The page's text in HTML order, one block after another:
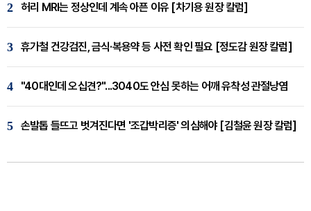
2 허리 MRI는 정상인데 계속 아픈 이유 [차기용 원장 칼럼]
3 휴가철 건강검진, 금식·복용약 등 사전 확인 필요 [정도감 원장 칼럼]
4 "40대인데 오십견?"...3040도 안심 못하는 어깨 유착성 관절낭염
5 손발톱 들뜨고 벗겨진다면 '조갑박리증' 의심해야 [김철윤 원장 칼럼]